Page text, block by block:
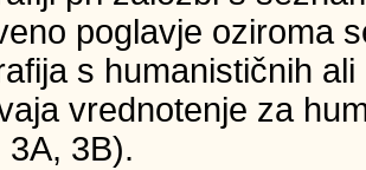
poglavje oziroma
s humanističnih
vrednotenje za
3A, 3B).